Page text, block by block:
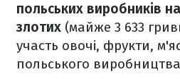
польських виробників
злотих (майже 3 633
участь овочі, фрукти,
польського